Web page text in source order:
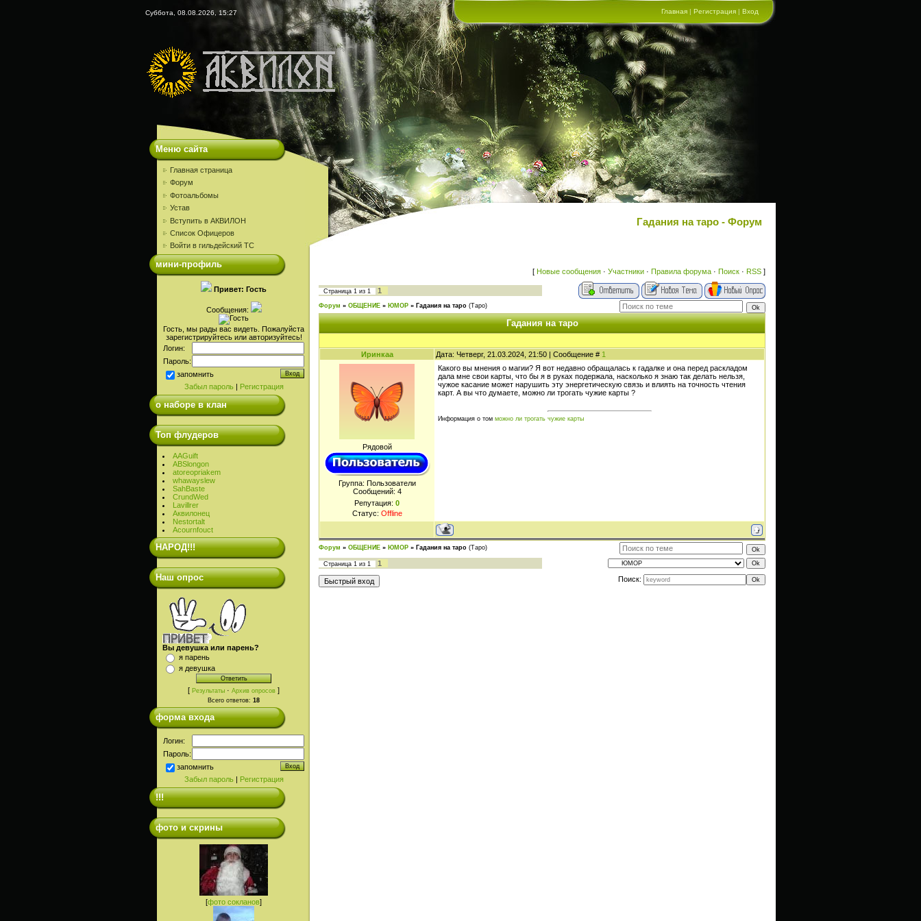
Суббота, 08.08.2026, 15:27 Главная | Регистрация | Вход
Меню сайта
Главная страница
Форум
Фотоальбомы
Устав
Вступить в АКВИЛОН
Список Офицеров
Войти в гильдейский ТС
мини-профиль
Привет: Гость
Сообщения:
Гость, мы рады вас видеть. Пожалуйста
зарегистрируйтесь или авторизуйтесь!
Логин:
Пароль:
запомнить
Забыл пароль| Регистрация
о наборе в клан
Топ флудеров
AAGuift
ABSlongon
atoreopriakem
whawayslew
SahBaste
CrundWed
Lavillrer
Аквилонец
Nestortalt
Acournfouct
НАРОД!!!
Наш опрос
Вы девушка или парень?
я парень
я девушка
[ Результаты · Архив опросов ]
Всего ответов: 18
форма входа
Логин:
Пароль:
запомнить
Забыл пароль| Регистрация
!!!
фото и скрины
[фото сокланов]
Гадания на таро - Форум
[ Новые сообщения · Участники · Правила форума · Поиск · RSS ]
Страница 1 из 1 1
Форум » ОБЩЕНИЕ » ЮМОР » Гадания на таро (Таро)
Гадания на таро
Иринкаа Дата: Четверг, 21.03.2024, 21:50 | Сообщение # 1
Рядовой
Группа: Пользователи
Сообщений: 4
Репутация: 0
Статус: Offline
Какого вы мнения о магии? Я вот недавно обращалась к гадалке и она перед раскладом
дала мне свои карты, что бы я в руках подержала, насколько я знаю так делать нельзя,
чужое касание может нарушить эту энергетическую связь и влиять на точность чтения
карт. А вы что думаете, можно ли трогать чужие карты ?
Информация о том можно ли трогать чужие карты
Форум » ОБЩЕНИЕ » ЮМОР » Гадания на таро (Таро)
Страница 1 из 1
1
Поиск: